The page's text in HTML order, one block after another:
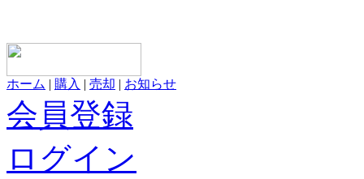
ホーム | 購入 | 売却 | お知らせ
会員登録
ログイン